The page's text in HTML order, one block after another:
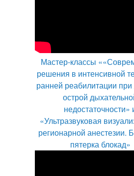
Мастер-классы
решения в интенсивной
ранней реабилитации при
острой
недостаточности»
«Ультразвуковая
регионарной анестезии.
пятерка блокад»